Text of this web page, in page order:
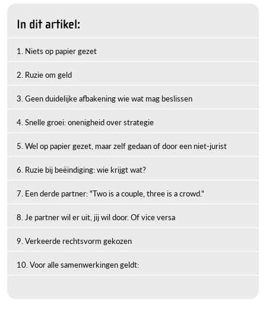
In dit artikel:
1. Niets op papier gezet
2. Ruzie om geld
3. Geen duidelijke afbakening wie wat mag beslissen
4. Snelle groei: onenigheid over strategie
5. Wel op papier gezet, maar zelf gedaan of door een niet-jurist
6. Ruzie bij beëindiging: wie krijgt wat?
7. Een derde partner: "Two is a couple, three is a crowd."
8. Je partner wil er uit, jij wil door. Of vice versa
9. Verkeerde rechtsvorm gekozen
10. Voor alle samenwerkingen geldt: